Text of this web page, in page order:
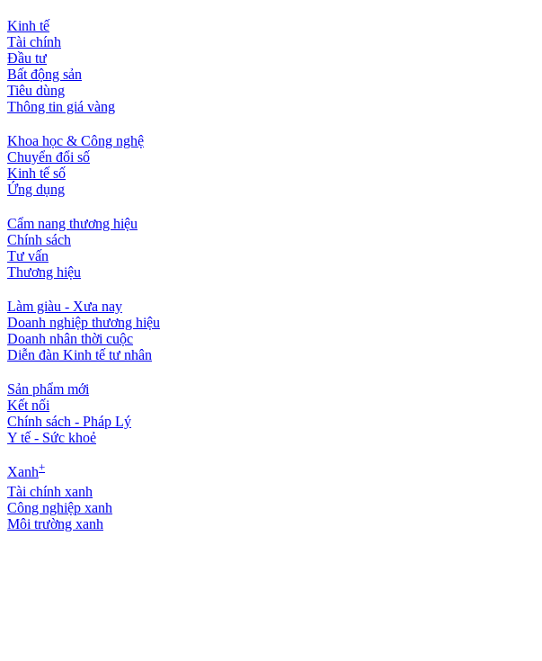
Kinh tế
Tài chính
Đầu tư
Bất động sản
Tiêu dùng
Thông tin giá vàng
Khoa học & Công nghệ
Chuyển đổi số
Kinh tế số
Ứng dụng
Cẩm nang thương hiệu
Chính sách
Tư vấn
Thương hiệu
Làm giàu - Xưa nay
Doanh nghiệp thương hiệu
Doanh nhân thời cuộc
Diễn đàn Kinh tế tư nhân
Sản phẩm mới
Kết nối
Chính sách - Pháp Lý
Y tế - Sức khoẻ
Xanh+
Tài chính xanh
Công nghiệp xanh
Môi trường xanh